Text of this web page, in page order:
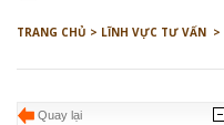
TRANG CHỦ > LĨNH VỰC TƯ VẤN >
Quay lại